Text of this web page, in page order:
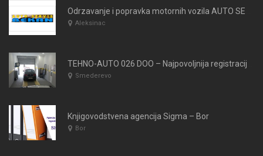
Aleksinac
Smederevo
Knjigovodstvena agencija Sigma – Bor
Bor